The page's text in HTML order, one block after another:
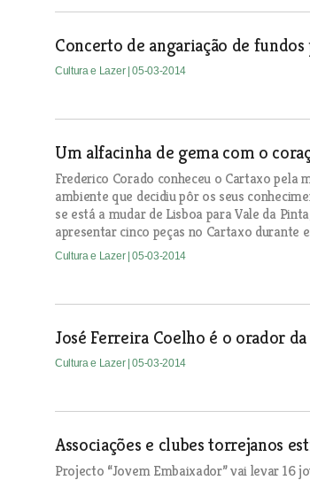
Concerto de angariação de
Cultura e Lazer | 05-03-2014
Um alfacinha de gema com o
Frederico Corado conheceu o Cartaxo pela
ambiente que decidiu pôr os seus
se está a mudar de Lisboa para Vale da
apresentar cinco peças no Cartaxo durante
Cultura e Lazer | 05-03-2014
José Ferreira Coelho é o orador
Cultura e Lazer | 05-03-2014
Associações e clubes torrejanos
Projecto “Jovem Embaixador” vai levar 16